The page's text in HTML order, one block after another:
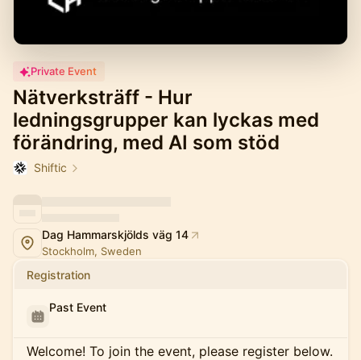
Private Event
Nätverksträff - Hur
ledningsgrupper kan lyckas med
förändring, med AI som stöd
Shiftic
Dag Hammarskjölds väg 14
Stockholm, Sweden
Registration
Past Event
Welcome! To join the event, please register below.